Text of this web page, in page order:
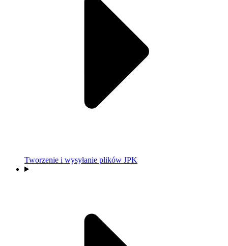
Tworzenie i wysyłanie plików JPK